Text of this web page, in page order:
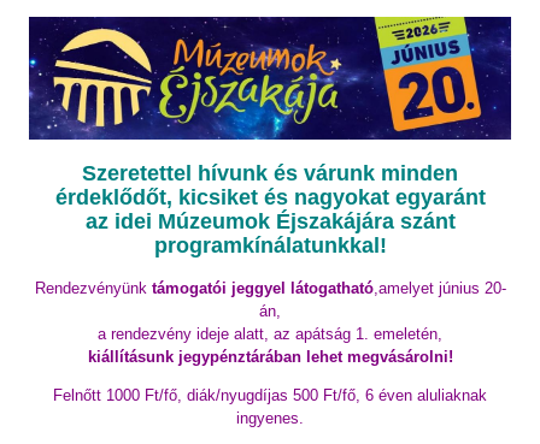
Szeretettel hívunk és várunk minden
érdeklődőt, kicsiket és nagyokat egyaránt
az idei Múzeumok Éjszakájára szánt
programkínálatunkkal!
Rendezvényünk támogatói jeggyel látogatható,amelyet június 20-
án,
a rendezvény ideje alatt, az apátság 1. emeletén,
kiállításunk jegypénztárában lehet megvásárolni!
Felnőtt 1000 Ft/fő, diák/nyugdíjas 500 Ft/fő, 6 éven aluliaknak
ingyenes.